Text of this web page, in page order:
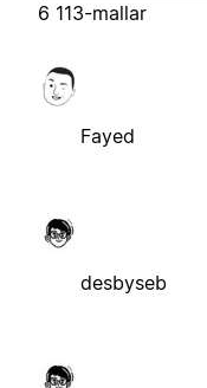
6 113-mallar
Fayed
desbyseb